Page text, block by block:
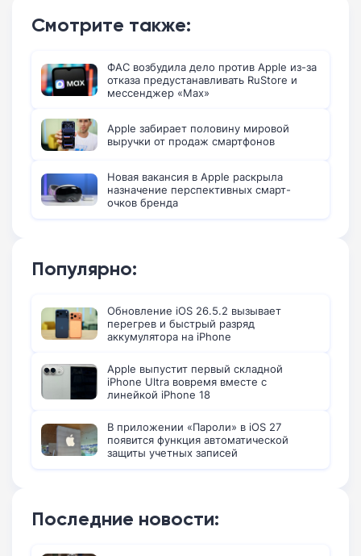
Смотрите также:
ФАС возбудила дело против Apple из-за
отказа предустанавливать RuStore и
мессенджер «Max»
Apple забирает половину мировой
выручки от продаж смартфонов
Новая вакансия в Apple раскрыла
назначение перспективных смарт-
очков бренда
Популярно:
Обновление iOS 26.5.2 вызывает
перегрев и быстрый разряд
аккумулятора на iPhone
Apple выпустит первый складной
iPhone Ultra вовремя вместе с
линейкой iPhone 18
В приложении «Пароли» в iOS 27
появится функция автоматической
защиты учетных записей
Последние новости: